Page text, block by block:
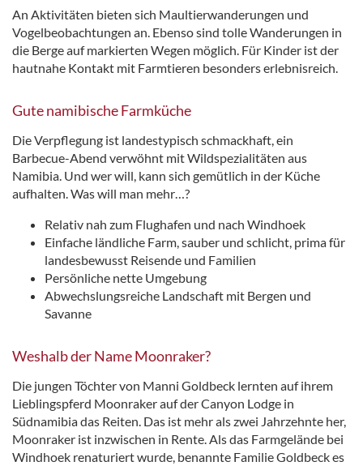
An Aktivitäten bieten sich Maultierwanderungen und
Vogelbeobachtungen an. Ebenso sind tolle Wanderungen in
die Berge auf markierten Wegen möglich. Für Kinder ist der
hautnahe Kontakt mit Farmtieren besonders erlebnisreich.
Gute namibische Farmküche
Die Verpflegung ist landestypisch schmackhaft, ein
Barbecue-Abend verwöhnt mit Wildspezialitäten aus
Namibia. Und wer will, kann sich gemütlich in der Küche
aufhalten. Was will man mehr…?
Relativ nah zum Flughafen und nach Windhoek
Einfache ländliche Farm, sauber und schlicht, prima für
landesbewusst Reisende und Familien
Persönliche nette Umgebung
Abwechslungsreiche Landschaft mit Bergen und
Savanne
Weshalb der Name Moonraker?
Die jungen Töchter von Manni Goldbeck lernten auf ihrem
Lieblingspferd Moonraker auf der Canyon Lodge in
Südnamibia das Reiten. Das ist mehr als zwei Jahrzehnte her,
Moonraker ist inzwischen in Rente. Als das Farmgelände bei
Windhoek renaturiert wurde, benannte Familie Goldbeck es